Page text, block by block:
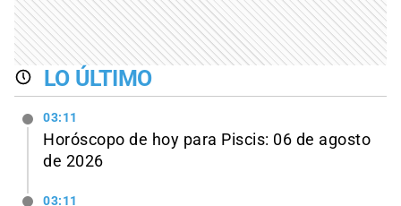
LO ÚLTIMO
03:11
Horóscopo de hoy para Piscis: 06 de agosto
de 2026
03:11